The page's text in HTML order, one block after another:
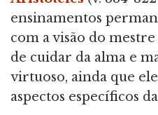
ensinamentos
com a visão do
de cuidar da alma e
virtuoso, ainda que
aspectos específicos